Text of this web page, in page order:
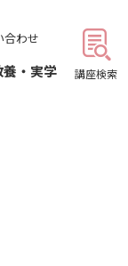
合わせ
養・実学 講座検索